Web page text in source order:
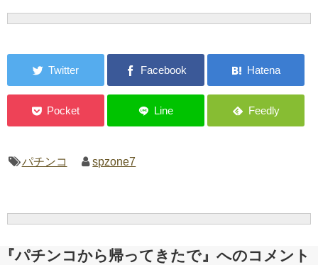
パチンコ spzone7
『パチンコから帰ってきたで』へのコメント